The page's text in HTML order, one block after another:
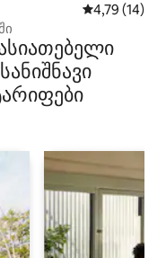
საშუალო
4,79 (14)